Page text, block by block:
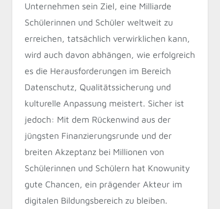
Unternehmen sein Ziel, eine Milliarde
Schülerinnen und Schüler weltweit zu
erreichen, tatsächlich verwirklichen kann,
wird auch davon abhängen, wie erfolgreich
es die Herausforderungen im Bereich
Datenschutz, Qualitätssicherung und
kulturelle Anpassung meistert. Sicher ist
jedoch: Mit dem Rückenwind aus der
jüngsten Finanzierungsrunde und der
breiten Akzeptanz bei Millionen von
Schülerinnen und Schülern hat Knowunity
gute Chancen, ein prägender Akteur im
digitalen Bildungsbereich zu bleiben.